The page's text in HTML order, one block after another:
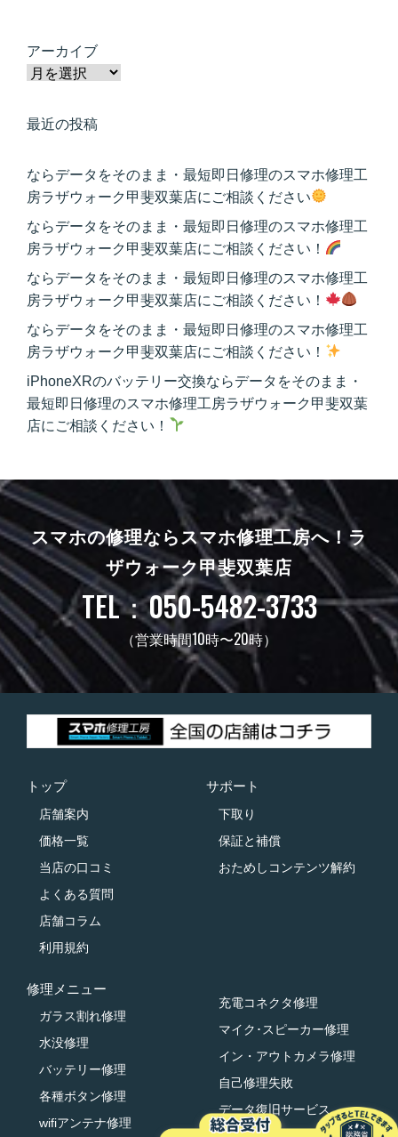
アーカイブ
最近の投稿
ならデータをそのまま・最短即日修理のスマホ修理工
房ラザウォーク甲斐双葉店にご相談ください
ならデータをそのまま・最短即日修理のスマホ修理工
房ラザウォーク甲斐双葉店にご相談ください！
ならデータをそのまま・最短即日修理のスマホ修理工
房ラザウォーク甲斐双葉店にご相談ください！
ならデータをそのまま・最短即日修理のスマホ修理工
房ラザウォーク甲斐双葉店にご相談ください！
iPhoneXRのバッテリー交換ならデータをそのまま・
最短即日修理のスマホ修理工房ラザウォーク甲斐双葉
店にご相談ください！
スマホの修理ならスマホ修理工房へ！ ラ
ザウォーク甲斐双葉店
TEL：050-5482-3733
（営業時間10時〜20時）
トップ
店舗案内
価格一覧
当店の口コミ
よくある質問
店舗コラム
利用規約
サポート
下取り
保証と補償
おためしコンテンツ解約
修理メニュー
ガラス割れ修理
水没修理
バッテリー修理
各種ボタン修理
wifiアンテナ修理
充電コネクタ修理
マイク･スピーカー修理
イン・アウトカメラ修理
自己修理失敗
データ復旧サービス